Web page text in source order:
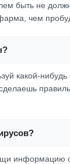
быть не
чем
какой-нибудь
информацию